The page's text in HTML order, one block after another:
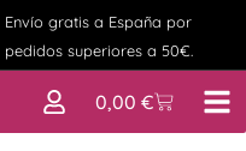
Envío gratis a España por
pedidos superiores a 50€.
0,00 €